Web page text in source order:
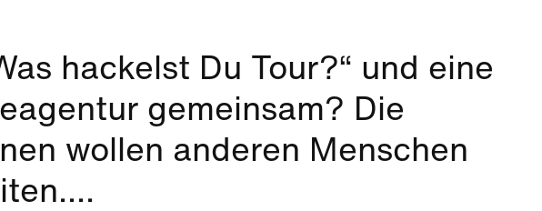
hackelst Du Tour?“ und eine
gemeinsam? Die
wollen anderen Menschen